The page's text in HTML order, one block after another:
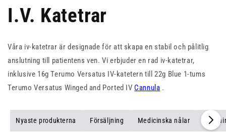
I.V. Katetrar
Våra iv-katetrar är designade för att skapa en stabil och pålitlig
anslutning till patientens ven. Vi erbjuder en rad iv-katetrar,
inklusive 16g Terumo Versatus IV-katetern till 22g Blue 1-tums
Terumo Versatus Winged and Ported IV Cannula .
Nyaste produkterna Försäljning Medicinska nålar